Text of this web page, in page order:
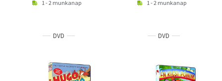
1 - 2 munkanap 1 - 2 munkanap
DVD DVD